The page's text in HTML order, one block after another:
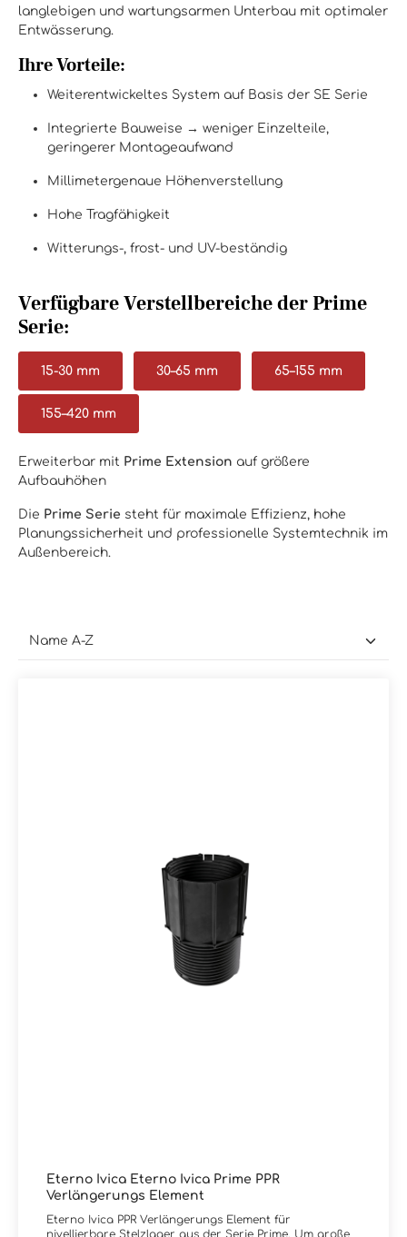
langlebigen und wartungsarmen Unterbau mit optimaler
Entwässerung.
Ihre Vorteile:
Weiterentwickeltes System auf Basis der SE Serie
Integrierte Bauweise → weniger Einzelteile,
geringerer Montageaufwand
Millimetergenaue Höhenverstellung
Hohe Tragfähigkeit
Witterungs-, frost- und UV-beständig
Verfügbare Verstellbereiche der Prime
Serie:
15-30 mm 30–65 mm 65–155 mm
155–420 mm
Erweiterbar mit Prime Extension auf größere
Aufbauhöhen
Die Prime Serie steht für maximale Effizienz, hohe
Planungssicherheit und professionelle Systemtechnik im
Außenbereich.
Eterno Ivica Eterno Ivica Prime PPR
Verlängerungs Element
Eterno Ivica PPR Verlängerungs Element für